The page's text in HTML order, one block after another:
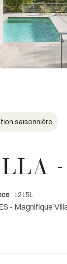
saisonnière
-
: 1215L
- Magnifique